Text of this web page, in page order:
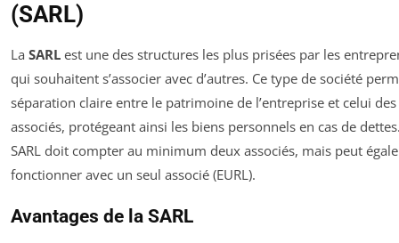
(SARL)
La SARL est une des structures les plus prisées par les
qui souhaitent s’associer avec d’autres. Ce type de société
séparation claire entre le patrimoine de l’entreprise et celui des
associés, protégeant ainsi les biens personnels en cas de
SARL doit compter au minimum deux associés, mais peut
fonctionner avec un seul associé (EURL).
Avantages de la SARL